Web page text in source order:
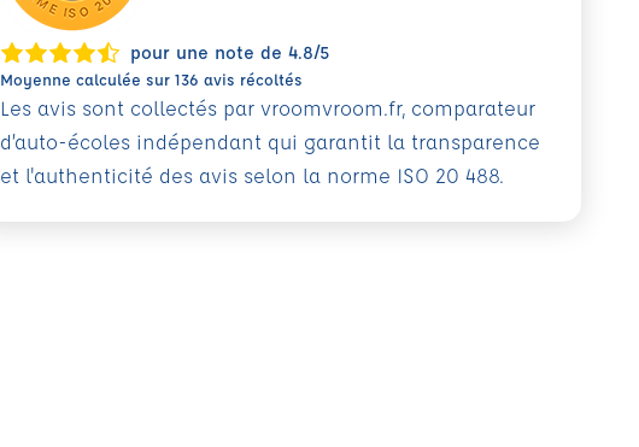
pour une note de 4.8/5
Moyenne calculée sur 136 avis récoltés
Les avis sont collectés par vroomvroom.fr, comparateur
d’auto-écoles indépendant qui garantit la transparence
et l'authenticité des avis selon la norme ISO 20 488.